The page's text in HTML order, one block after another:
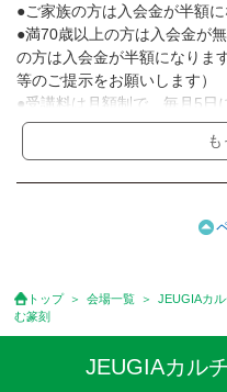
●ご家族の方は入会金が半額に
●満70歳以上の方は入会金が
の方は入会金が半額になりま
等のご提示をお願いします）
●受講料は月額制で、毎月5日
ります。
※講座によってはお支払い方
ております。また一部の講座
●資格認定講座の試験料・認
せください。
●講座は、月4回(週1回),月3
のでご確認ください。
も
トップ 会場一覧 JEUGIAカ
む篆刻
JEUGIAカル